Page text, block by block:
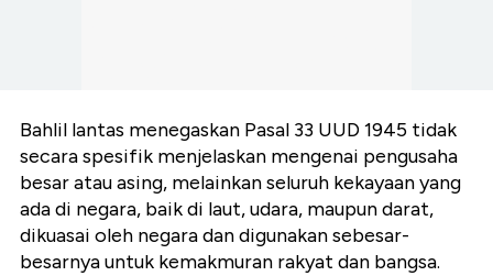
Bahlil lantas menegaskan Pasal 33 UUD 1945 tidak
secara spesifik menjelaskan mengenai pengusaha
besar atau asing, melainkan seluruh kekayaan yang
ada di negara, baik di laut, udara, maupun darat,
dikuasai oleh negara dan digunakan sebesar-
besarnya untuk kemakmuran rakyat dan bangsa.